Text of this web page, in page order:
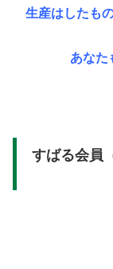
生産はしたも
あなた
すばる会員